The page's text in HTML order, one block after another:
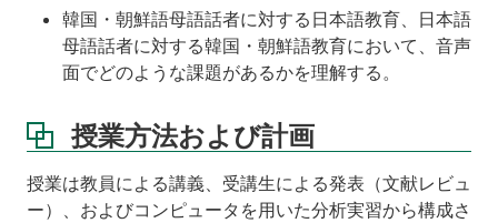
韓国・朝鮮語母語話者に対する日本語教育、日本語
母語話者に対する韓国・朝鮮語教育において、音声
面でどのような課題があるかを理解する。
授業方法および計画
授業は教員による講義、受講生による発表（文献レビュ
ー）、およびコンピュータを用いた分析実習から構成さ